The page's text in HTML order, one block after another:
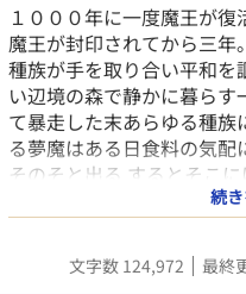
１０００年に一度魔王が
魔王が封印されてから三
種族が手を取り合い平和
い辺境の森で静かに暮ら
て暴走した末あらゆる種族
る夢魔はある日食料の気
そのそと出る するとそこ
ち、気づけば夢魔はその
手前になるも後に何故か
ま拐われもてなされ甘や
と懇願されて共に過ごす
続
文字数 124,972 最終